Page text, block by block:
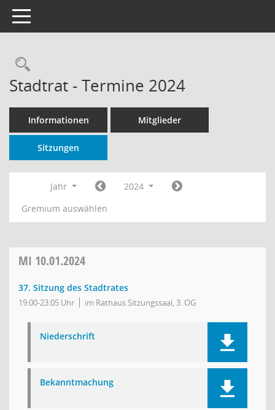
Toggle navigation
Rechercheauswahl
Stadtrat - Termine 2024
Informationen Mitglieder
Sitzungen
Jahr
2024
Gremium auswählen
MI 10.01.2024
37. Sitzung des Stadtrates
19:00-23:05 Uhr im Rathaus Sitzungssaal, 3. OG
Niederschrift
Bekanntmachung